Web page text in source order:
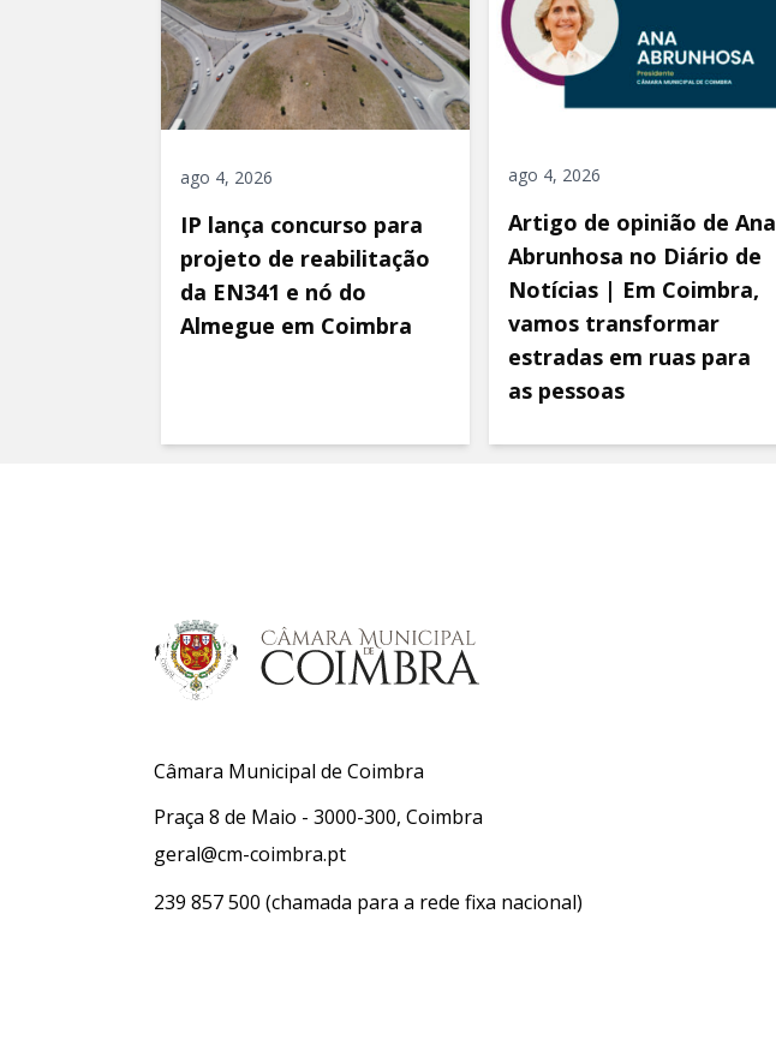
ago 4, 2026
IP lança concurso para
projeto de reabilitação
da EN341 e nó do
Almegue em Coimbra
ago 4, 2026
Artigo de opinião de Ana
Abrunhosa no Diário de
Notícias | Em Coimbra,
vamos transformar
estradas em ruas para
as pessoas
Câmara Municipal de Coimbra
Praça 8 de Maio - 3000-300, Coimbra
geral@cm-coimbra.pt
239 857 500 (chamada para a rede fixa nacional)